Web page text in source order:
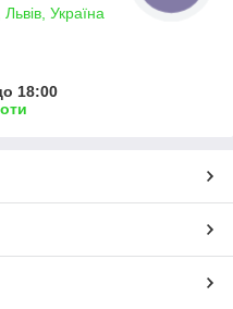
Україна
18:00